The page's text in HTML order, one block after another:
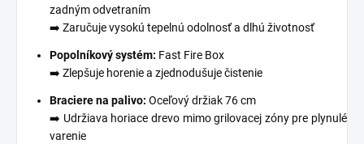
zadným odvetraním
➡️ Zaručuje vysokú tepelnú odolnosť a dlhú životnosť
Popolníkový systém: Fast Fire Box
➡️ Zlepšuje horenie a zjednodušuje čistenie
Braciere na palivo: Oceľový držiak 76 cm
➡️ Udržiava horiace drevo mimo grilovacej zóny pre plynulé
varenie